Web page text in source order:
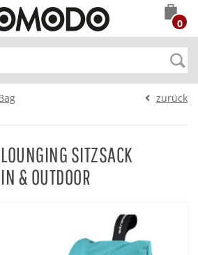
0
zurück
SITZSACK
& OUTDOOR